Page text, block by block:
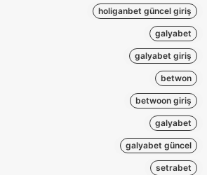
holiganbet güncel giriş
galyabet
galyabet giriş
betwon
betwoon giriş
galyabet
galyabet güncel
setrabet